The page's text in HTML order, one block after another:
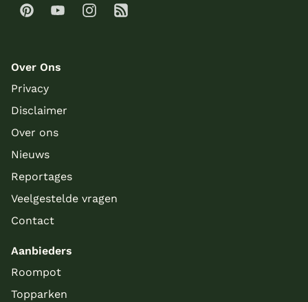
Over Ons
Privacy
Disclaimer
Over ons
Nieuws
Reportages
Veelgestelde vragen
Contact
Aanbieders
Roompot
Topparken